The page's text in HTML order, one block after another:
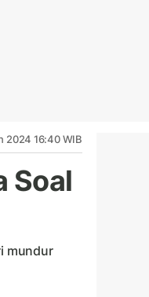
2024 16:40 WIB
Soal
mundur